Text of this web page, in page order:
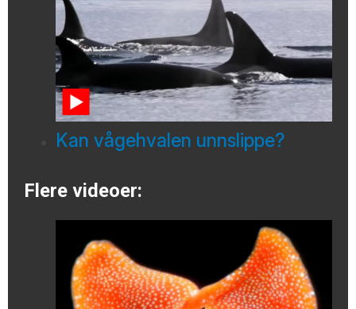
Kan vågehvalen unnslippe?
Flere videoer: